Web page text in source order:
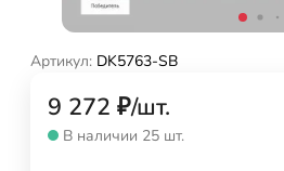
Артикул: DK5763-SB
9 272 ₽/шт.
В наличии 25 шт.